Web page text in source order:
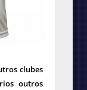
clubes
outros